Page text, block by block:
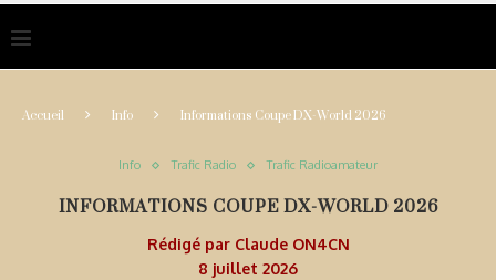
Accueil Info Informations Coupe DX-World 2026
Info Trafic Radio Trafic Radioamateur
INFORMATIONS COUPE DX-WORLD 2026
Rédigé par Claude ON4CN
8 juillet 2026